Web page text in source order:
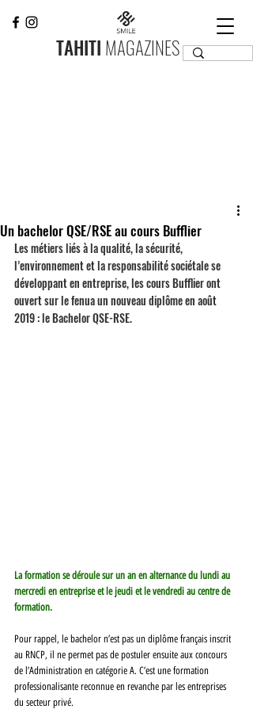
TAHITI MAGAZINES
Un bachelor QSE/RSE au cours Bufflier
Les métiers liés à la qualité, la sécurité,
l’environnement et la responsabilité sociétale se
développant en entreprise, les cours Bufflier ont
ouvert sur le fenua un nouveau diplôme en août
2019 : le Bachelor QSE-RSE.
La formation se déroule sur un an en alternance du lundi au
mercredi en entreprise et le jeudi et le vendredi au centre de
formation.
Pour rappel, le bachelor n’est pas un diplôme français inscrit
au RNCP, il ne permet pas de postuler ensuite aux concours
de l’Administration en catégorie A. C’est une formation
professionalisante reconnue en revanche par les entreprises
du secteur privé.